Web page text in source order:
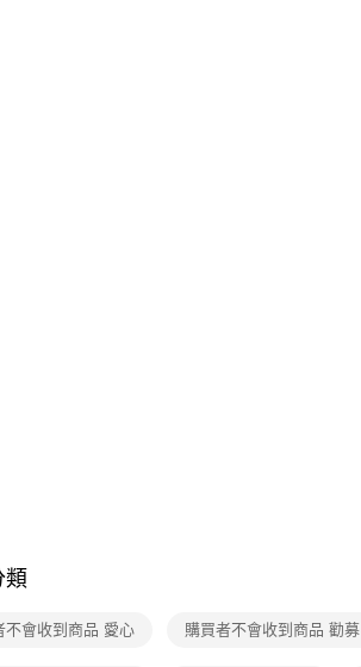
類
不會收到商品 愛心 購買者不會收到商品 勸募